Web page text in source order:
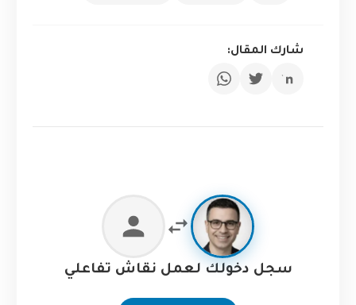
شارك المقال:
سجل دخولك لعمل نقاش تفاعلي